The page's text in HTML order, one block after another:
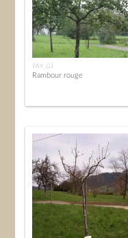
PAY_GJ
Rambour rouge